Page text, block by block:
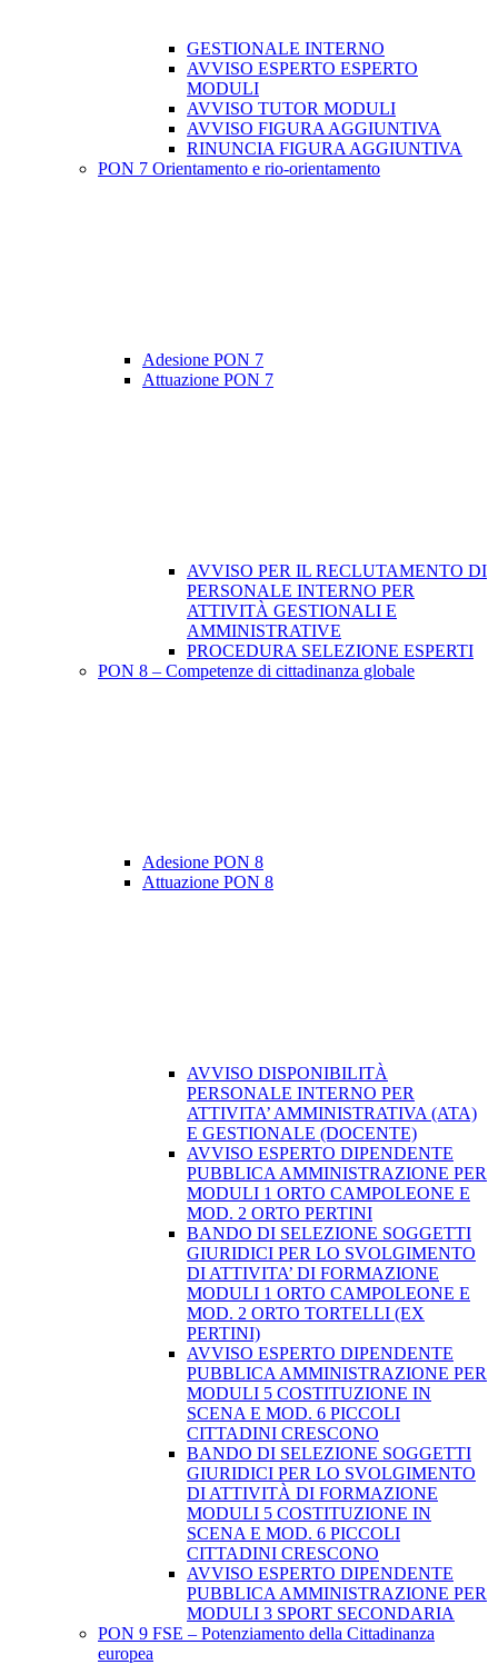
GESTIONALE INTERNO
AVVISO ESPERTO ESPERTO
MODULI
AVVISO TUTOR MODULI
AVVISO FIGURA AGGIUNTIVA
RINUNCIA FIGURA AGGIUNTIVA
PON 7 Orientamento e rio-orientamento
Adesione PON 7
Attuazione PON 7
AVVISO PER IL RECLUTAMENTO DI
PERSONALE INTERNO PER
ATTIVITÀ GESTIONALI E
AMMINISTRATIVE
PROCEDURA SELEZIONE ESPERTI
PON 8 – Competenze di cittadinanza globale
Adesione PON 8
Attuazione PON 8
AVVISO DISPONIBILITÀ
PERSONALE INTERNO PER
ATTIVITA’ AMMINISTRATIVA (ATA)
E GESTIONALE (DOCENTE)
AVVISO ESPERTO DIPENDENTE
PUBBLICA AMMINISTRAZIONE PER
MODULI 1 ORTO CAMPOLEONE E
MOD. 2 ORTO PERTINI
BANDO DI SELEZIONE SOGGETTI
GIURIDICI PER LO SVOLGIMENTO
DI ATTIVITA’ DI FORMAZIONE
MODULI 1 ORTO CAMPOLEONE E
MOD. 2 ORTO TORTELLI (EX
PERTINI)
AVVISO ESPERTO DIPENDENTE
PUBBLICA AMMINISTRAZIONE PER
MODULI 5 COSTITUZIONE IN
SCENA E MOD. 6 PICCOLI
CITTADINI CRESCONO
BANDO DI SELEZIONE SOGGETTI
GIURIDICI PER LO SVOLGIMENTO
DI ATTIVITÀ DI FORMAZIONE
MODULI 5 COSTITUZIONE IN
SCENA E MOD. 6 PICCOLI
CITTADINI CRESCONO
AVVISO ESPERTO DIPENDENTE
PUBBLICA AMMINISTRAZIONE PER
MODULI 3 SPORT SECONDARIA
PON 9 FSE – Potenziamento della Cittadinanza
europea